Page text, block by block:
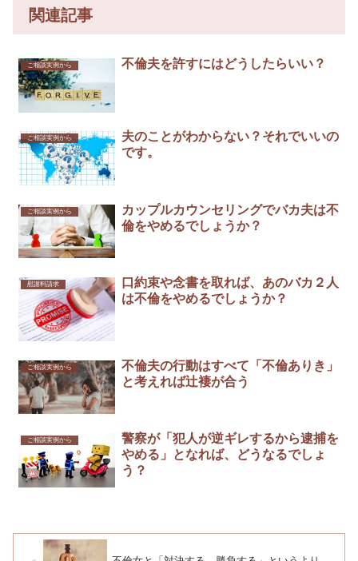
関連記事
ご相談実例から 不倫夫を許すにはどうしたらいい？
ご相談実例から
夫のことがわからない？それでいいの
です。
ご相談実例から
カップルカウンセリングでバカ夫は不
倫をやめるでしょうか？
慰謝料請求
口約束や念書を取れば、あのバカ２人
は不倫をやめるでしょうか？
ご相談実例から
不倫夫の行動はすべて「不倫ありき」
と考えれば辻褄が合う
ご相談実例から
警察が「犯人が逆ギレするから逮捕を
やめる」となれば、どうなるでしょ
う？